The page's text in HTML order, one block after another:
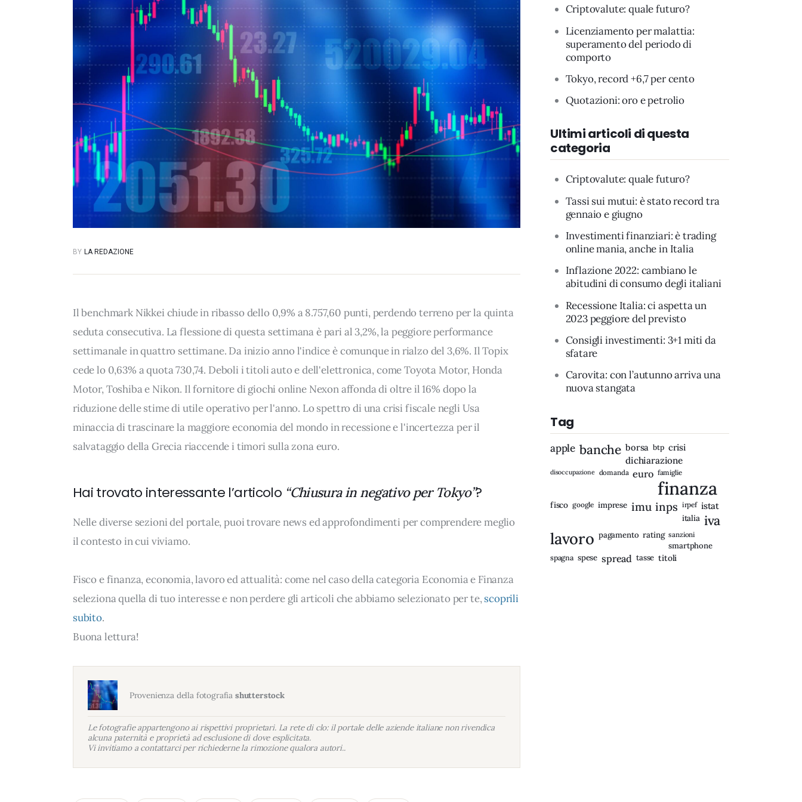
BY LA REDAZIONE
Il benchmark Nikkei chiude in ribasso dello 0,9% a 8.757,60 punti, perdendo terreno per la quinta
seduta consecutiva. La flessione di questa settimana è pari al 3,2%, la peggiore performance
settimanale in quattro settimane. Da inizio anno l'indice è comunque in rialzo del 3,6%. Il Topix
cede lo 0,63% a quota 730,74. Deboli i titoli auto e dell'elettronica, come Toyota Motor, Honda
Motor, Toshiba e Nikon. Il fornitore di giochi online Nexon affonda di oltre il 16% dopo la
riduzione delle stime di utile operativo per l'anno. Lo spettro di una crisi fiscale negli Usa
minaccia di trascinare la maggiore economia del mondo in recessione e l'incertezza per il
salvataggio della Grecia riaccende i timori sulla zona euro.
Hai trovato interessante l’articolo “Chiusura in negativo per Tokyo”?
Nelle diverse sezioni del portale, puoi trovare news ed approfondimenti per comprendere meglio
il contesto in cui viviamo.
Fisco e finanza, economia, lavoro ed attualità: come nel caso della categoria Economia e Finanza
seleziona quella di tuo interesse e non perdere gli articoli che abbiamo selezionato per te,scoprili
subito.
Buona lettura!
Provenienza della fotografia shutterstock
Le fotografie appartengono ai rispettivi proprietari. La rete di clo: il portale delle aziende italiane non rivendica
alcuna paternità e proprietà ad esclusione di dove esplicitata.
Vi invitiamo a contattarci per richiederne la rimozione qualora autori..
Criptovalute: quale futuro?
Licenziamento per malattia:
superamento del periodo di
comporto
Tokyo, record +6,7 per cento
Quotazioni: oro e petrolio
Ultimi articoli di questa
categoria
Criptovalute: quale futuro?
Tassi sui mutui: è stato record tra
gennaio e giugno
Investimenti finanziari: è trading
online mania, anche in Italia
Inflazione 2022: cambiano le
abitudini di consumo degli italiani
Recessione Italia: ci aspetta un
2023 peggiore del previsto
Consigli investimenti: 3+1 miti da
sfatare
Carovita: con l’autunno arriva una
nuova stangata
Tag
apple banche borsa btp crisi
dichiarazione
disoccupazione domanda euro famiglie
finanza
fisco google imprese imu inps irpef istat
italia iva
lavoro pagamento rating sanzioni
smartphone
spagna spese spread tasse titoli